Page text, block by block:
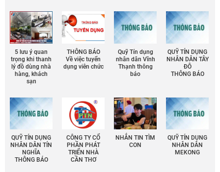
5 lưu ý quan
trọng khi thanh
lý đồ dùng nhà
hàng, khách
sạn
THÔNG BÁO
Về việc tuyển
dụng viên chức
Quỹ Tín dụng
nhân dân Vĩnh
Thạnh thông
báo
QUỸ TÍN DỤNG
NHÂN DÂN TÂY
ĐÔ
THÔNG BÁO
QUỸ TÍN DỤNG
NHÂN DÂN TÍN
NGHĨA
THÔNG BÁO
CÔNG TY CỔ
PHẦN PHÁT
TRIỂN NHÀ
CẦN THƠ
NHẮN TIN TÌM
CON
QUỸ TÍN DỤNG
NHÂN DÂN
MEKONG